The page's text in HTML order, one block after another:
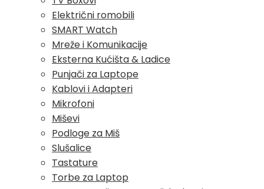
Električni romobili
SMART Watch
Mreže i Komunikacije
Eksterna Kućišta & Ladice
Punjači za Laptope
Kablovi i Adapteri
Mikrofoni
Miševi
Podloge za Miš
Slušalice
Tastature
Torbe za Laptop